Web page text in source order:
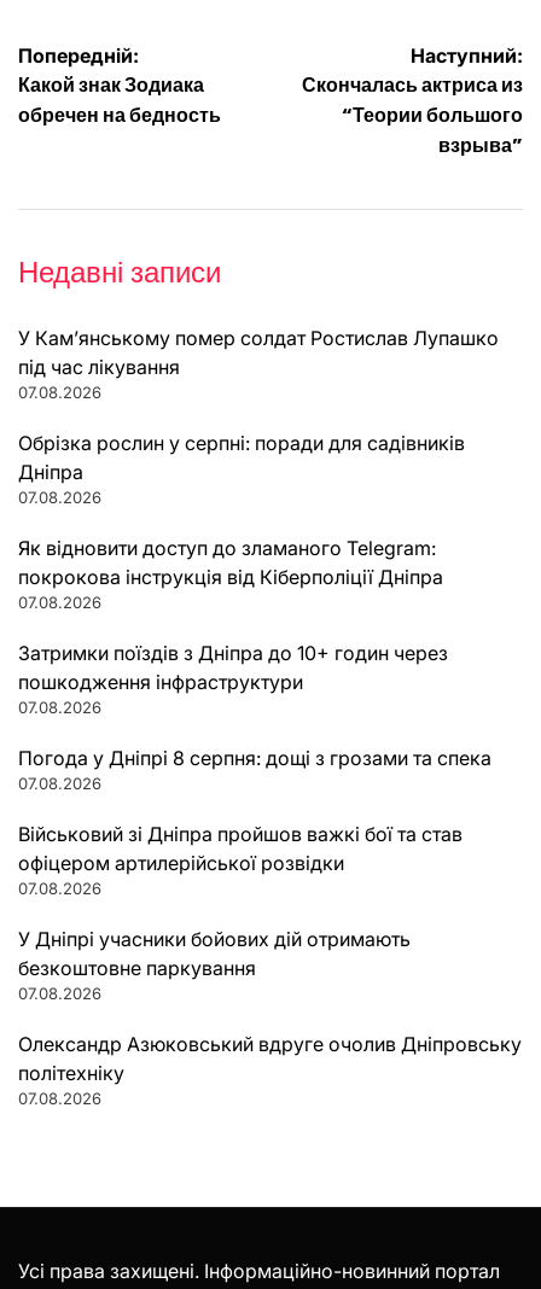
Навігація
записів
Попередній:
Какой знак Зодиака
обречен на бедность
Наступний:
Скончалась актриса из
“Теории большого
взрыва”
Недавні записи
У Кам’янському помер солдат Ростислав Лупашко
під час лікування
07.08.2026
Обрізка рослин у серпні: поради для садівників
Дніпра
07.08.2026
Як відновити доступ до зламаного Telegram:
покрокова інструкція від Кіберполіції Дніпра
07.08.2026
Затримки поїздів з Дніпра до 10+ годин через
пошкодження інфраструктури
07.08.2026
Погода у Дніпрі 8 серпня: дощі з грозами та спека
07.08.2026
Військовий зі Дніпра пройшов важкі бої та став
офіцером артилерійської розвідки
07.08.2026
У Дніпрі учасники бойових дій отримають
безкоштовне паркування
07.08.2026
Олександр Азюковський вдруге очолив Дніпровську
політехніку
07.08.2026
Усі права захищені. Інформаційно-новинний портал